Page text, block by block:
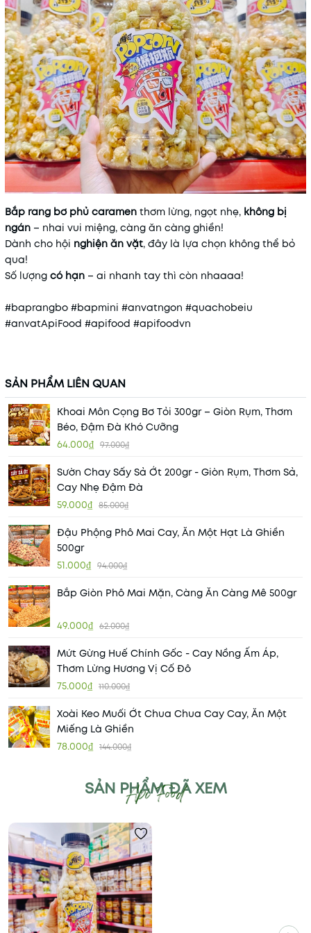
Bắp rang bơ phủ caramen thơm lừng, ngọt nhẹ, không bị
ngán – nhai vui miệng, càng ăn càng ghiền!
Dành cho hội nghiện ăn vặt, đây là lựa chọn không thể bỏ
qua!
Số lượng có hạn – ai nhanh tay thì còn nhaaaa!
#baprangbo #bapmini #anvatngon #quachobeiu
#anvatApiFood #apifood #apifoodvn
SẢN PHẨM LIÊN QUAN
Khoai Môn Cọng Bơ Tỏi 300gr – Giòn Rụm, Thơm
Béo, Đậm Đà Khó Cưỡng
64.000₫ 97.000₫
Sườn Chay Sấy Sả Ớt 200gr - Giòn Rụm, Thơm Sả,
Cay Nhẹ Đậm Đà
59.000₫ 85.000₫
Đậu Phộng Phô Mai Cay, Ăn Một Hạt Là Ghiền
500gr
51.000₫ 94.000₫
Bắp Giòn Phô Mai Mặn, Càng Ăn Càng Mê 500gr
49.000₫ 62.000₫
Mứt Gừng Huế Chính Gốc - Cay Nồng Ấm Áp,
Thơm Lừng Hương Vị Cố Đô
75.000₫ 110.000₫
Xoài Keo Muối Ớt Chua Chua Cay Cay, Ăn Một
Miếng Là Ghiền
78.000₫ 144.000₫
SẢN PHẨM ĐÃ XEM